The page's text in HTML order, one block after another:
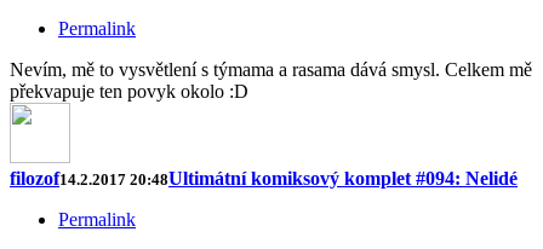
Permalink
Nevím, mě to vysvětlení s týmama a rasama dává smysl. Celkem mě
překvapuje ten povyk okolo :D
filozof14.2.2017 20:48Ultimátní komiksový komplet #094: Nelidé
Permalink